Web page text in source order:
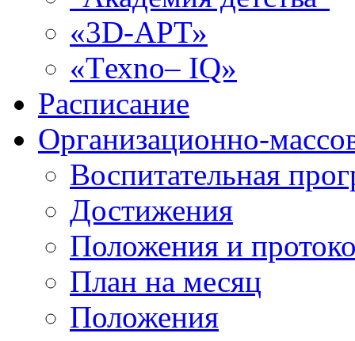
«3D-АРТ»
«Tехno– IQ»
Расписание
Организационно-
Воспитательная
Достижения
Положения и
План на месяц
Положения